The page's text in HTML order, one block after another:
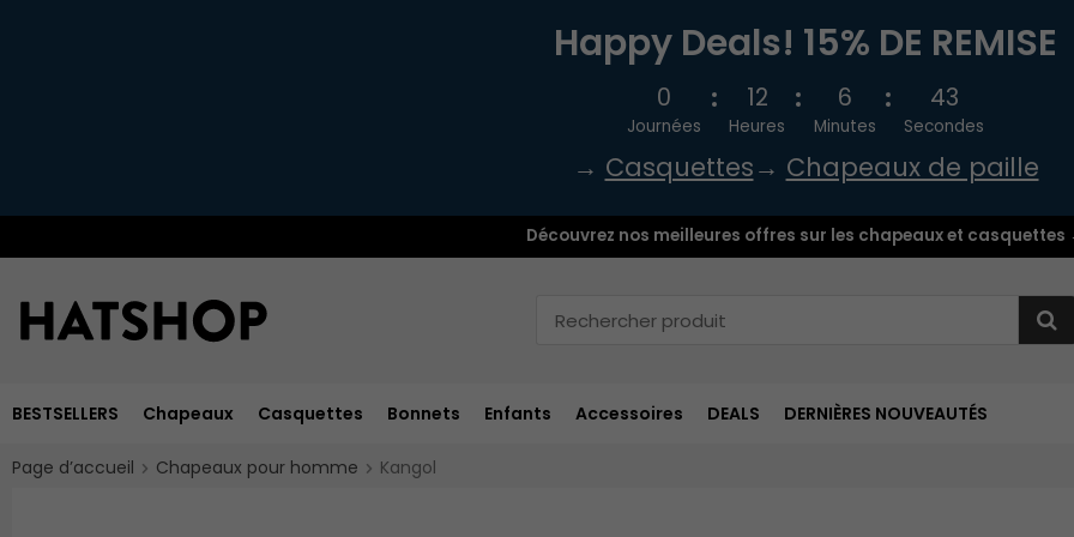
Happy Deals! 15% DE REMISE
0
Journées
12
Heures
6
Minutes
42
Secondes
→ Casquettes→ Chapeaux de paille
Découvrez nos meilleures offres sur les chapeaux et casquettes
BESTSELLERS Chapeaux Casquettes Bonnets Enfants Accessoires DEALS DERNIÈRES NOUVEAUTÉS
Page d’accueil Chapeaux pour homme Kangol